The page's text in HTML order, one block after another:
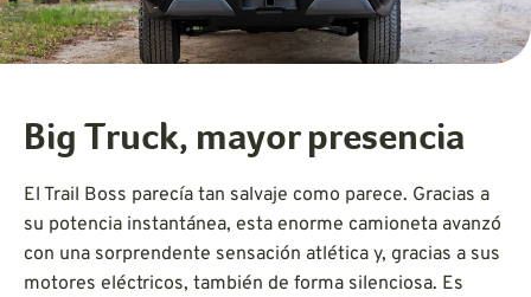
Big Truck, mayor presencia
El Trail Boss parecía tan salvaje como parece. Gracias a
su potencia instantánea, esta enorme camioneta avanzó
con una sorprendente sensación atlética y, gracias a sus
motores eléctricos, también de forma silenciosa. Es